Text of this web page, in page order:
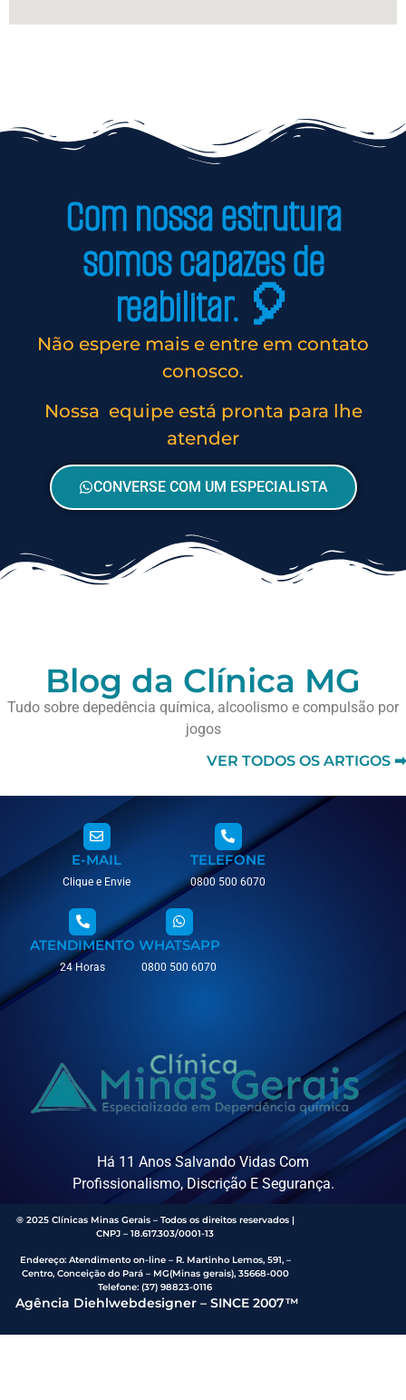
Com nossa estrutura
somos capazes de
reabilitar. 🎈
Não espere mais e entre em contato
conosco.
Nossa equipe está pronta para lhe
atender
CONVERSE COM UM ESPECIALISTA
Blog da Clínica MG
Tudo sobre depedência química, alcoolismo e compulsão por
jogos
VER TODOS OS ARTIGOS ➡
E-MAIL
Clique e Envie
TELEFONE
0800 500 6070
ATENDIMENTO
24 Horas
WHATSAPP
0800 500 6070
Há 11 Anos Salvando Vidas Com
Profissionalismo, Discrição E Segurança.
® 2025 Clínicas Minas Gerais – Todos os direitos reservados |
CNPJ – 18.617.303/0001-13
Endereço: Atendimento on-line – R. Martinho Lemos, 591, –
Centro, Conceição do Pará – MG(Minas gerais), 35668-000
Telefone:(37) 98823-0116
Agência Diehlwebdesigner – SINCE 2007™